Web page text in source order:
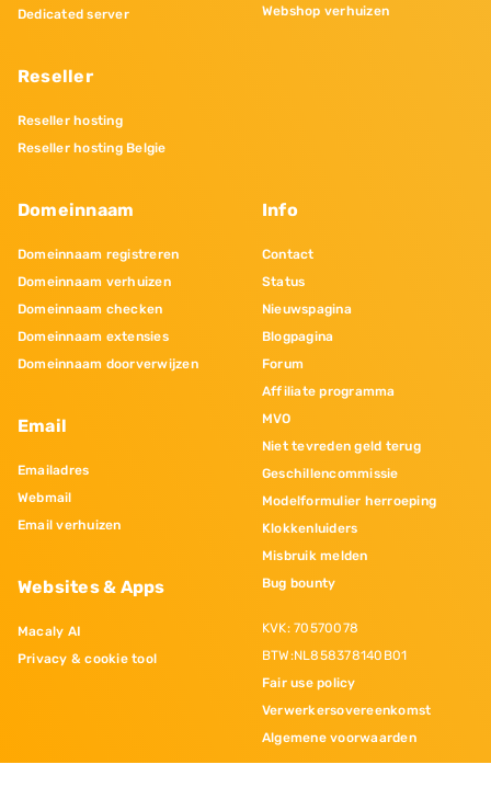
Dedicated server
Reseller
Reseller hosting
Reseller hosting Belgie
Webshop verhuizen
Domeinnaam
Domeinnaam registreren
Domeinnaam verhuizen
Domeinnaam checken
Domeinnaam extensies
Domeinnaam doorverwijzen
Email
Emailadres
Webmail
Email verhuizen
Websites & Apps
Macaly AI
Privacy & cookie tool
Info
Contact
Status
Nieuwspagina
Blogpagina
Forum
Affiliate programma
MVO
Niet tevreden geld terug
Geschillencommissie
Modelformulier herroeping
Klokkenluiders
Misbruik melden
Bug bounty
KVK: 70570078
BTW:NL858378140B01
Fair use policy
Verwerkersovereenkomst
Algemene voorwaarden